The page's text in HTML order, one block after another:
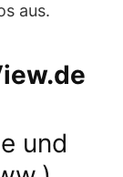
aus.
und